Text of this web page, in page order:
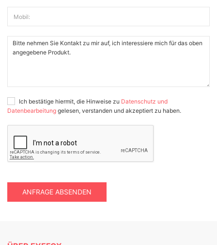
Mobil:
Ich bestätige hiermit, die Hinweise zu Datenschutz und
Datenbearbeitung gelesen, verstanden und akzeptiert zu haben.
ANFRAGE ABSENDEN